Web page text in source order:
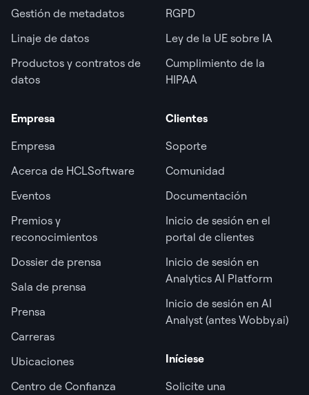
Gestión de metadatos
Linaje de datos
Productos y contratos de
datos
RGPD
Ley de la UE sobre IA
Cumplimiento de la
HIPAA
Empresa
Empresa
Acerca de HCLSoftware
Eventos
Premios y
reconocimientos
Dossier de prensa
Sala de prensa
Prensa
Carreras
Ubicaciones
Centro de Confianza
Clientes
Soporte
Comunidad
Documentación
Inicio de sesión en el
portal de clientes
Inicio de sesión en
Analytics AI Platform
Inicio de sesión en AI
Analyst (antes Wobby.ai)
Iníciese
Solicite una